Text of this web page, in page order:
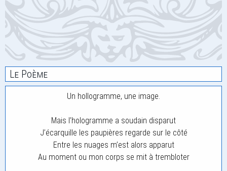
Le Poème
Un hollogramme, une image.
Mais l’hologramme a soudain disparut
J’écarquille les paupières regarde sur le côté
Entre les nuages m’est alors apparut
Au moment ou mon corps se mit à trembloter